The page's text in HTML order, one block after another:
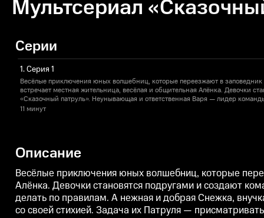
Мультсериал
Серии
1. Серия 1
Весёлые приключения юных волшебниц, которые переезжают в
встречает местная жительница, весёлая и общительная Алёнка. Девочки
«Сказочный патруль». Неунывающая и ответственная Варя — лидер
правилам. А нежная и добрая Снежка, внучка Деда Мороза, всегда готова
11 минут
Описание
Весёлые приключения юных волшебниц, которые
Алёнка. Девочки становятся подругами и создают
делать по правилам. А нежная и добрая Снежка,
со своей стихией. Задача их Патруля —